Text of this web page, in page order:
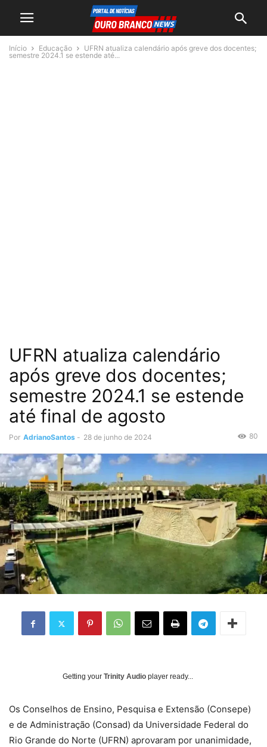
Início Educação
UFRN atualiza calendário após greve dos docentes;
semestre 2024.1 se estende até...
UFRN atualiza calendário
após greve dos docentes;
semestre 2024.1 se estende
até final de agosto
Por AdrianoSantos - 28 de junho de 2024 80
Getting your Trinity Audio player ready...
Os Conselhos de Ensino, Pesquisa e Extensão (Consepe)
e de Administração (Consad) da Universidade Federal do
Rio Grande do Norte (UFRN) aprovaram por unanimidade,